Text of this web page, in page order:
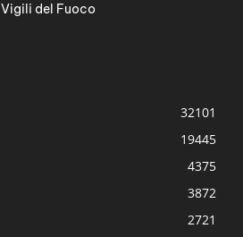
Vigili del Fuoco
32101
19445
4375
3872
2721